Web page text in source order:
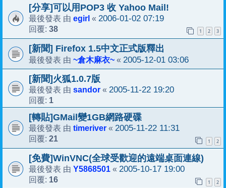
[分享]可以用POP3 收 Yahoo Mail!
最後發表 由 egirl « 2006-01-02 07:19
回覆: 38 1 2 3
[新聞] Firefox 1.5中文正式版釋出
最後發表 由 ~倉木麻衣~ « 2005-12-01 03:06
[新聞]火狐1.0.7版
最後發表 由 sandor « 2005-11-22 19:20
回覆: 1
[轉貼]GMail變1GB網路硬碟
最後發表 由 timeriver « 2005-11-22 11:31
回覆: 21 1 2
[免費]WinVNC(全球受歡迎的遠端桌面連線)
最後發表 由 Y5868501 « 2005-10-17 19:00
回覆: 16 1 2